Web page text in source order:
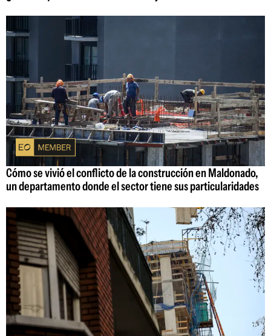
Cómo se vivió el conflicto de la construcción en Maldonado,
un departamento donde el sector tiene sus particularidades